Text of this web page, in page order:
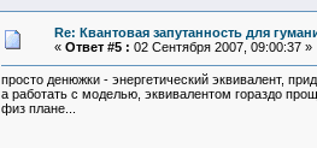
Re: Квантовая запутанность для
« Ответ #5 : 02 Сентября 2007, 09:00:37 »
просто денюжки - энергетический эквивалент,
а работать с моделью, эквивалентом гораздо
физ плане...